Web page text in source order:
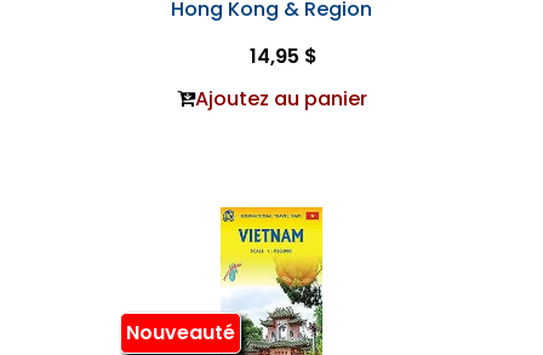
Hong Kong & Region
14,95 $
Ajoutez au panier
Nouveauté